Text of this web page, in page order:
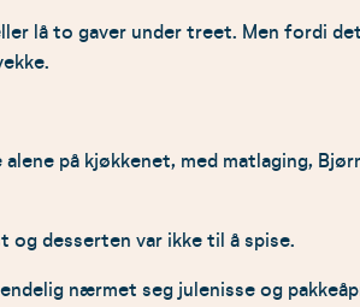
lå to gaver under treet. Men fordi
på kjøkkenet, med matlaging,
desserten var ikke til å spise.
nærmet seg julenisse og